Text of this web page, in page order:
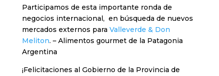
Participamos de esta importante ronda de
negocios internacional, en búsqueda de nuevos
mercados externos para Valleverde & Don
Meliton. – Alimentos gourmet de la Patagonia
Argentina
¡Felicitaciones al Gobierno de la Provincia de